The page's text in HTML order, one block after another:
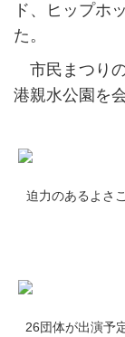
ド、ヒップホ
た。
市民まつり
港親水公園を
迫力のあるよさ
26団体が出演予